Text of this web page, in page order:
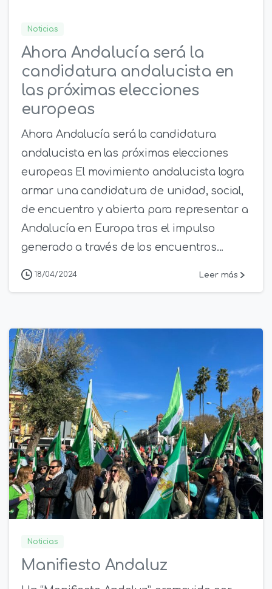
Noticias
Ahora Andalucía será la
candidatura andalucista en
las próximas elecciones
europeas
Ahora Andalucía será la candidatura
andalucista en las próximas elecciones
europeas El movimiento andalucista logra
armar una candidatura de unidad, social,
de encuentro y abierta para representar a
Andalucía en Europa tras el impulso
generado a través de los encuentros...
18/04/2024 Leer más
0
Noticias
Manifiesto Andaluz